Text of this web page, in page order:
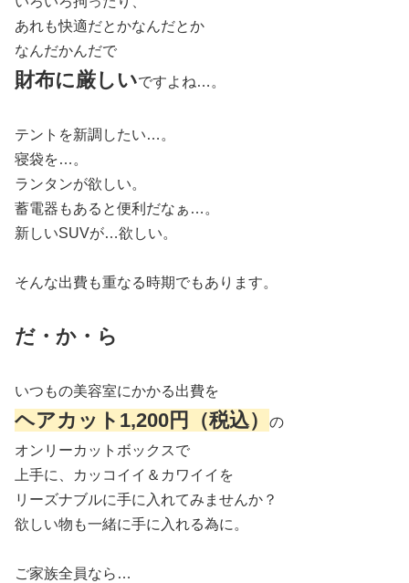
あれも快適だとかなんだとか
なんだかんだで
財布に厳しいですよね…。
テントを新調したい…。
寝袋を…。
ランタンが欲しい。
蓄電器もあると便利だなぁ…。
新しいSUVが…欲しい。
そんな出費も重なる時期でもあります。
だ・か・ら
いつもの美容室にかかる出費を
ヘアカット1,200円（税込）
の
オンリーカットボックスで
上手に、カッコイイ＆カワイイを
リーズナブルに手に入れてみませんか？
欲しい物も一緒に手に入れる為に。
ご家族全員なら…